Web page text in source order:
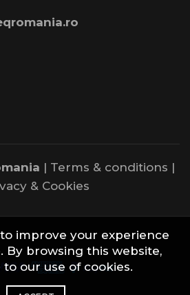
| Terms & conditions |
& Cookies
improve your experience
By browsing this website,
our use of cookies.